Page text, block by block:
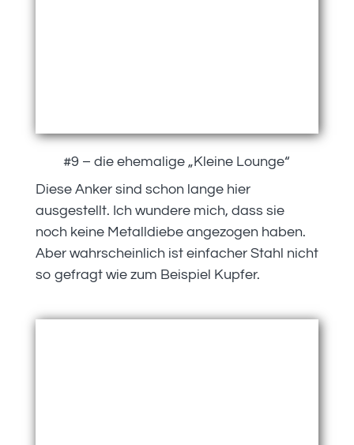
#9 – die ehemalige „Kleine Lounge“
Diese Anker sind schon lange hier
ausgestellt. Ich wundere mich, dass sie
noch keine Metalldiebe angezogen haben.
Aber wahrscheinlich ist einfacher Stahl nicht
so gefragt wie zum Beispiel Kupfer.